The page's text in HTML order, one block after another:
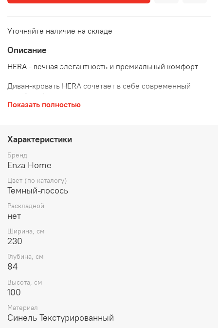
Уточняйте наличие на складе
Описание
HERA - вечная элегантность и премиальный комфорт
Диван-кровать HERA сочетает в себе современный
в ваш интерьер ноту утонченной роскоши.
Показать полностью
Характеристики
Бренд
Enza Home
Цвет (по каталогу)
Темный-лосось
Раскладной
нет
Ширина, см
230
Глубина, см
84
Высота, см
100
Материал
Синель Текстурированный